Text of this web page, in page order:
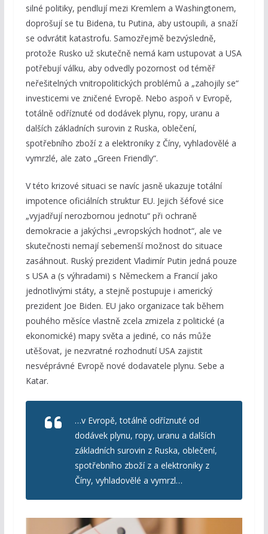
silné politiky, pendlují mezi Kremlem a Washingtonem,
doprošují se tu Bidena, tu Putina, aby ustoupili, a snaží
se odvrátit katastrofu. Samozřejmě bezvýsledně,
protože Rusko už skutečně nemá kam ustupovat a USA
potřebují válku, aby odvedly pozornost od téměř
neřešitelných vnitropolitických problémů a „zahojily se“
investicemi ve zničené Evropě. Nebo aspoň v Evropě,
totálně odříznuté od dodávek plynu, ropy, uranu a
dalších základních surovin z Ruska, oblečení,
spotřebního zboží z a elektroniky z Číny, vyhladovělé a
vymrzlé, ale zato „Green Friendly“.
V této krizové situaci se navíc jasně ukazuje totální
impotence oficiálních struktur EU. Jejich šéfové sice
„vyjadřují nerozbornou jednotu“ při ochraně
demokracie a jakýchsi „evropských hodnot“, ale ve
skutečnosti nemají sebemenší možnost do situace
zasáhnout. Ruský prezident Vladimír Putin jedná pouze
s USA a (s výhradami) s Německem a Francií jako
jednotlivými státy, a stejně postupuje i americký
prezident Joe Biden. EU jako organizace tak během
pouhého měsíce vlastně zcela zmizela z politické (a
ekonomické) mapy světa a jediné, co nás může
utěšovat, je nezvratné rozhodnutí USA zajistit
nesvéprávné Evropě nové dodavatele plynu. Sebe a
Katar.
…v Evropě, totálně odříznuté od
dodávek plynu, ropy, uranu a dalších
základních surovin z Ruska, oblečení,
spotřebního zboží z a elektroniky z
Číny, vyhladovělé a vymrzl…